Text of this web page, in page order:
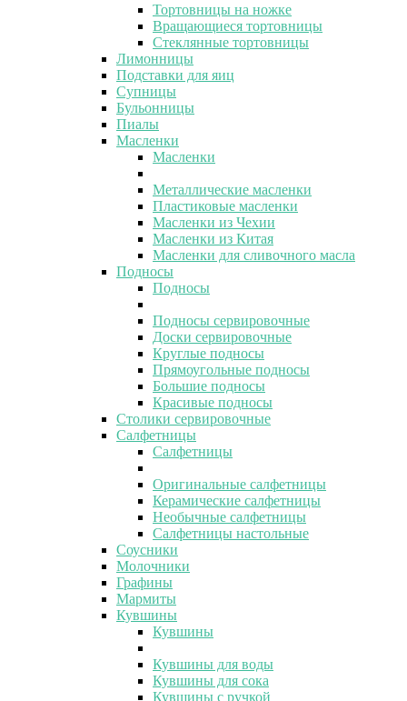
Тортовницы на ножке
Вращающиеся тортовницы
Стеклянные тортовницы
Лимонницы
Подставки для яиц
Супницы
Бульонницы
Пиалы
Масленки
Масленки
Металлические масленки
Пластиковые масленки
Масленки из Чехии
Масленки из Китая
Масленки для сливочного масла
Подносы
Подносы
Подносы сервировочные
Доски сервировочные
Круглые подносы
Прямоугольные подносы
Большие подносы
Красивые подносы
Столики сервировочные
Салфетницы
Салфетницы
Оригинальные салфетницы
Керамические салфетницы
Необычные салфетницы
Салфетницы настольные
Соусники
Молочники
Графины
Мармиты
Кувшины
Кувшины
Кувшины для воды
Кувшины для сока
Кувшины с ручкой